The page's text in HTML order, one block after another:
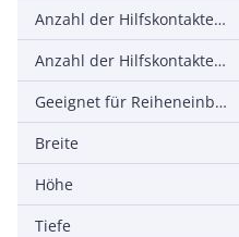
Anzahl der Hilfskontakte als Schließer
Anzahl der Hilfskontakte als Öffner
Geeignet für Reiheneinbau
Breite
Höhe
Tiefe